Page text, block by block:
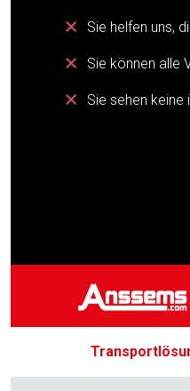
Sie helfen uns,
Sie können alle
Sie sehen keine